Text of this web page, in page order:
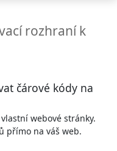
rozhraní k
čárové kódy na
webové stránky.
přímo na váš web.